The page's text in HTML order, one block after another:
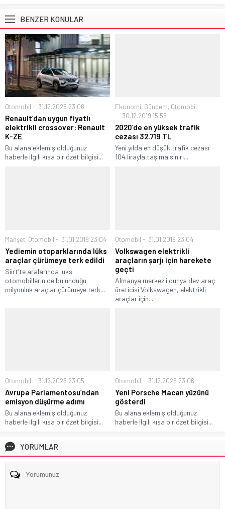
BENZER KONULAR
Otomobil 31.12.2025 23:06
Renault’dan uygun fiyatlı
elektrikli crossover: Renault
K-ZE
Bu alana eklemiş olduğunuz
haberle ilgili kısa bir özet bilgisi...
Ekonomi, Gündem, Otomobil
30.12.2019 15:55
2020’de en yüksek trafik
cezası 32.719 TL
Yeni yılda en düşük trafik cezası
104 lirayla taşıma sınırı...
Manşet, Otomobil 31.01.2019 23:04
Yediemin otoparklarında lüks
araçlar çürümeye terk edildi
Siirt’te aralarında lüks
otomobillerin de bulunduğu
milyonluk araçlar çürümeye terk...
Otomobil 31.01.2019 23:04
Volkswagen elektrikli
araçların şarjı için harekete
geçti
Almanya merkezli dünya dev araç
üreticisi Volkswagen, elektrikli
araçlar için...
Otomobil 31.12.2025 23:05
Avrupa Parlamentosu’ndan
emisyon düşürme adımı
Bu alana eklemiş olduğunuz
haberle ilgili kısa bir özet bilgisi...
Otomobil 31.12.2025 23:06
Yeni Porsche Macan yüzünü
gösterdi
Bu alana eklemiş olduğunuz
haberle ilgili kısa bir özet bilgisi...
YORUMLAR